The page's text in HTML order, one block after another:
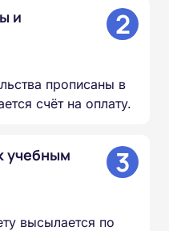
и
2
прописаны в
счёт на оплату.
учебным
3
высылается по